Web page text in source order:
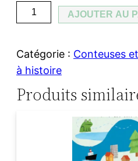
u
n
t
i
AJOUTER AU
Catégorie : Conteuses
à histoire
Produits